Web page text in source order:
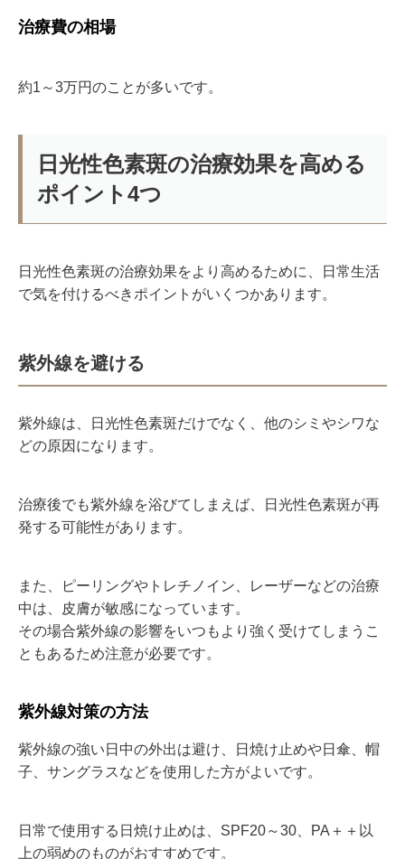
治療費の相場
約1～3万円のことが多いです。
日光性色素斑の治療効果を高める
ポイント4つ
日光性色素斑の治療効果をより高めるために、日常生活
で気を付けるべきポイントがいくつかあります。
紫外線を避ける
紫外線は、日光性色素斑だけでなく、他のシミやシワな
どの原因になります。
治療後でも紫外線を浴びてしまえば、日光性色素斑が再
発する可能性があります。
また、ピーリングやトレチノイン、レーザーなどの治療
中は、皮膚が敏感になっています。
その場合紫外線の影響をいつもより強く受けてしまうこ
ともあるため注意が必要です。
紫外線対策の方法
紫外線の強い日中の外出は避け、日焼け止めや日傘、帽
子、サングラスなどを使用した方がよいです。
日常で使用する日焼け止めは、 SPF20～30 PA ＋＋以
上の弱めのものがおすすめです。